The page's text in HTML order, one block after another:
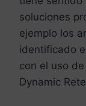
soluciones
ejemplo los
identificado
con el uso
Dynamic